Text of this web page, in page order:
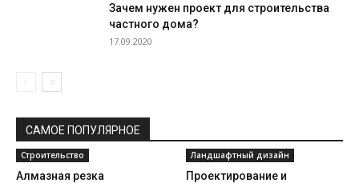
Зачем нужен проект для строительства
частного дома?
17.09.2020
САМОЕ ПОПУЛЯРНОЕ
Строительство
Алмазная резка
Ландшафтный дизайн
Проектирование и